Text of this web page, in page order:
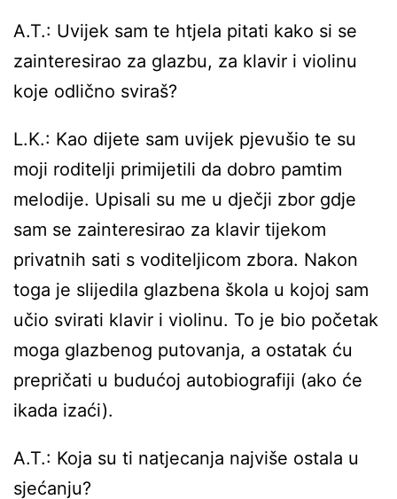
A.T.: Uvijek sam te htjela pitati kako si se
zainteresirao za glazbu, za klavir i violinu
koje odlično sviraš?
L.K.: Kao dijete sam uvijek pjevušio te su
moji roditelji primijetili da dobro pamtim
melodije. Upisali su me u dječji zbor gdje
sam se zainteresirao za klavir tijekom
privatnih sati s voditeljicom zbora. Nakon
toga je slijedila glazbena škola u kojoj sam
učio svirati klavir i violinu. To je bio početak
moga glazbenog putovanja, a ostatak ću
prepričati u budućoj autobiografiji (ako će
ikada izaći).
A.T.: Koja su ti natjecanja najviše ostala u
sjećanju?